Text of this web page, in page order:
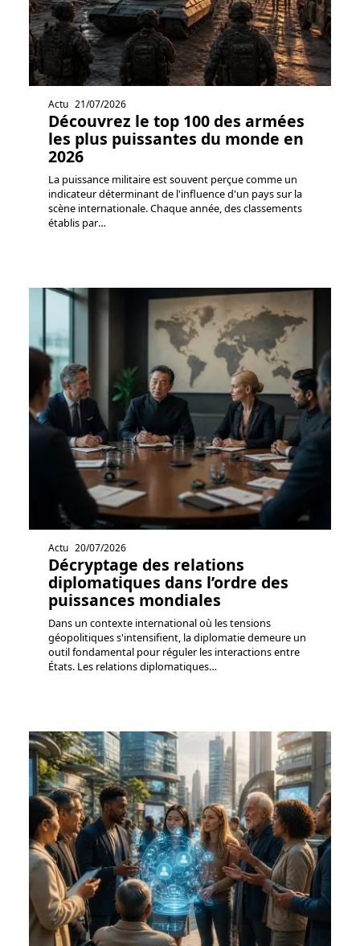
Actu 21/07/2026
Découvrez le top 100 des armées
les plus puissantes du monde en
2026
La puissance militaire est souvent perçue comme un
indicateur déterminant de l'influence d'un pays sur la
scène internationale. Chaque année, des classements
établis par…
Actu 20/07/2026
Décryptage des relations
diplomatiques dans l’ordre des
puissances mondiales
Dans un contexte international où les tensions
géopolitiques s'intensifient, la diplomatie demeure un
outil fondamental pour réguler les interactions entre
États. Les relations diplomatiques…